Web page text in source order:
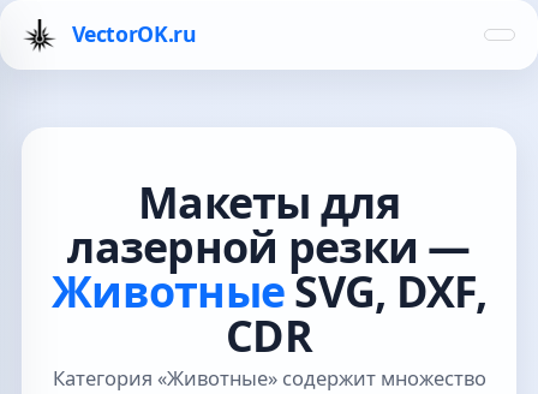
VectorOK.ru
Макеты для
лазерной резки —
ЖивотныеSVG, DXF,
CDR
Категория «Животные» содержит множество